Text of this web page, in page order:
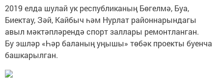
2019 елда шулай ук республиканың Бөгелмә, Буа,
Биектау, Зәй, Кайбыч һәм Нурлат районнарындагы
авыл мәктәпләрендә спорт заллары ремонтланган.
Бу эшләр «Һәр баланың уңышы» төбәк проекты буенча
башкарылган.